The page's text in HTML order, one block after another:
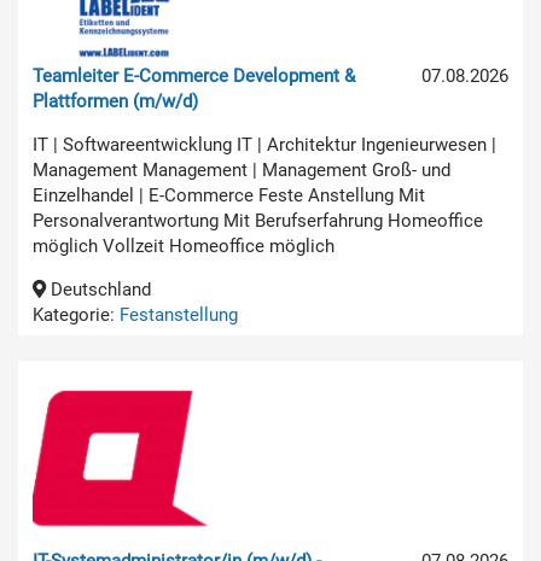
07.08.2026
Teamleiter E-Commerce Development &
Plattformen (m/w/d)
IT | Softwareentwicklung IT | Architektur Ingenieurwesen |
Management Management | Management Groß- und
Einzelhandel | E-Commerce Feste Anstellung Mit
Personalverantwortung Mit Berufserfahrung Homeoffice
möglich Vollzeit Homeoffice möglich
Deutschland
Kategorie: Festanstellung